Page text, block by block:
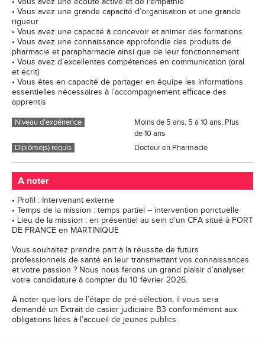
• Vous avez une grande capacité d’organisation et une grande
rigueur
• Vous avez une capacité à concevoir et animer des formations
• Vous avez une connaissance approfondie des produits de
pharmacie et parapharmacie ainsi que de leur fonctionnement
• Vous avez d’excellentes compétences en communication (oral
et écrit)
• Vous êtes en capacité de partager en équipe les informations
essentielles nécessaires à l’accompagnement efficace des
apprentis
Niveau d'expérience
Moins de 5 ans, 5 à 10 ans, Plus
de 10 ans
Diplôme(s) requis
Docteur en Pharmacie
A noter
• Profil : Intervenant externe
• Temps de la mission : temps partiel – intervention ponctuelle
• Lieu de la mission : en présentiel au sein d’un CFA situé à FORT
DE FRANCE en MARTINIQUE
Vous souhaitez prendre part à la réussite de futurs
professionnels de santé en leur transmettant vos connaissances
et votre passion ? Nous nous ferons un grand plaisir d’analyser
votre candidature à compter du 10 février 2026.
A noter que lors de l’étape de pré-sélection, il vous sera
demandé un Extrait de casier judiciaire B3 conformément aux
obligations liées à l’accueil de jeunes publics.